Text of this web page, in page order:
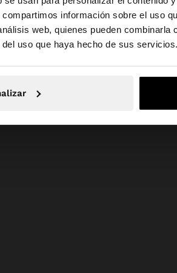
información sobre el uso
web, quienes pueden
uso que haya hecho de sus servicios.
web de España. ¿Quieres ir a la
No, continuar en la web
panel frontal
en cuello de
botones. La
Seda